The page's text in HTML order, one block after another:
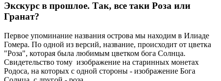
Экскурс в прошлое. Так, все таки Роза или
Гранат?
Первое упоминание названия острова мы находим в Илиаде
Гомера. По одной из версий, название, происходит от цветка
"Роза", которая была любимым цветком бога Солнца.
Свидетельство тому изображение на старинных монетах
Родоса, на которых с одной стороны - изображение Бога